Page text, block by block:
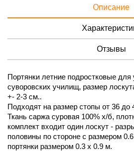
Описание
Отзывы
Портянки летние подростковые
суворовских училищ, размер
+- 2-3 см..
Подходят на размер стопы от 36 до
Ткань саржа суровая 100% х/б,
комплект входит один лоскут -
половины по стороне с размером
портянки размером 0.3 х 0.9 м.